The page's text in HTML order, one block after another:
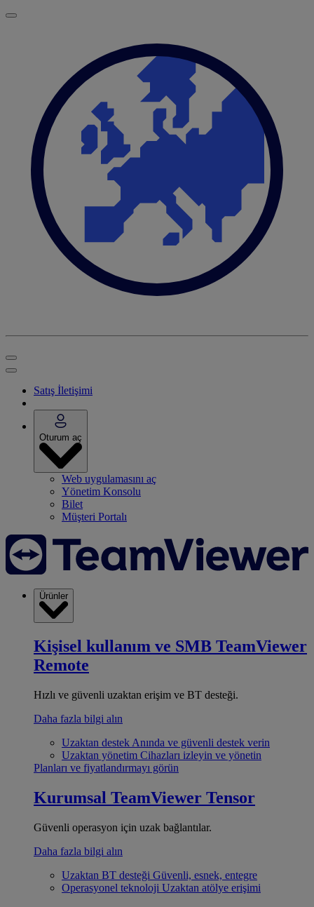
Satış İletişimi
Oturum aç
Web uygulamasını aç
Yönetim Konsolu
Bilet
Müşteri Portalı
Ürünler
Kişisel kullanım ve SMB TeamViewer
Remote
Hızlı ve güvenli uzaktan erişim ve BT desteği.
Daha fazla bilgi alın
Uzaktan destek Anında ve güvenli destek verin
Uzaktan yönetim Cihazları izleyin ve yönetin
Planları ve fiyatlandırmayı görün
Kurumsal TeamViewer Tensor
Güvenli operasyon için uzak bağlantılar.
Daha fazla bilgi alın
Uzaktan BT desteği Güvenli, esnek, entegre
Operasyonel teknoloji Uzaktan atölye erişimi